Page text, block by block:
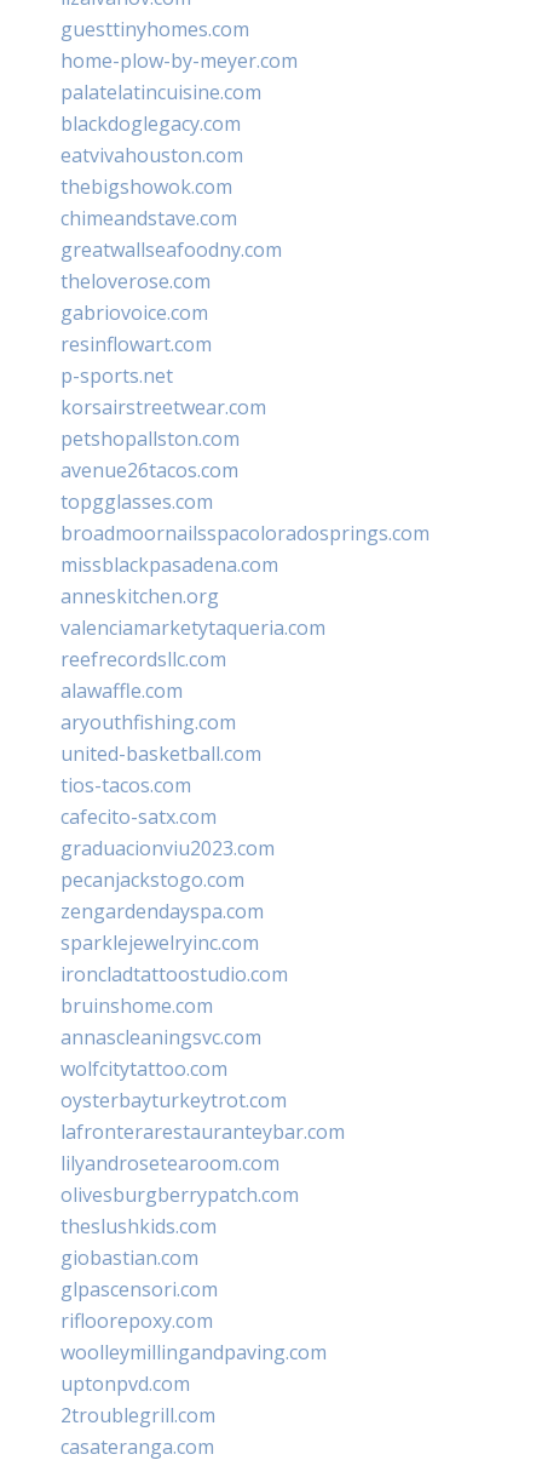
guesttinyhomes.com
home-plow-by-meyer.com
palatelatincuisine.com
blackdoglegacy.com
eatvivahouston.com
thebigshowok.com
chimeandstave.com
greatwallseafoodny.com
theloverose.com
gabriovoice.com
resinflowart.com
p-sports.net
korsairstreetwear.com
petshopallston.com
avenue26tacos.com
topgglasses.com
broadmoornailsspacoloradosprings.com
missblackpasadena.com
anneskitchen.org
valenciamarketytaqueria.com
reefrecordsllc.com
alawaffle.com
aryouthfishing.com
united-basketball.com
tios-tacos.com
cafecito-satx.com
graduacionviu2023.com
pecanjackstogo.com
zengardendayspa.com
sparklejewelryinc.com
ironcladtattoostudio.com
bruinshome.com
annascleaningsvc.com
wolfcitytattoo.com
oysterbayturkeytrot.com
lafronterarestauranteybar.com
lilyandrosetearoom.com
olivesburgberrypatch.com
theslushkids.com
giobastian.com
glpascensori.com
rifloorepoxy.com
woolleymillingandpaving.com
uptonpvd.com
2troublegrill.com
casateranga.com